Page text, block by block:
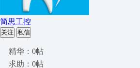
简思工控
关注 私信
精华：0帖
求助：0帖